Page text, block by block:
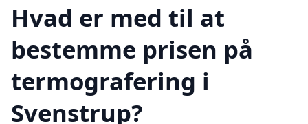
Hvad er med til at
bestemme prisen på
termografering i
Svenstrup?